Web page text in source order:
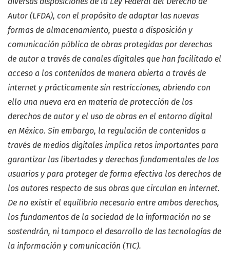
Autor (LFDA), con el propósito de adaptar las nuevas
formas de almacenamiento, puesta a disposición y
comunicación pública de obras protegidas por derechos
de autor a través de canales digitales que han facilitado el
acceso a los contenidos de manera abierta a través de
internet y prácticamente sin restricciones, abriendo con
ello una nueva era en materia de protección de los
derechos de autor y el uso de obras en el entorno digital
en México. Sin embargo, la regulación de contenidos a
través de medios digitales implica retos importantes para
garantizar las libertades y derechos fundamentales de los
usuarios y para proteger de forma efectiva los derechos de
los autores respecto de sus obras que circulan en internet.
De no existir el equilibrio necesario entre ambos derechos,
los fundamentos de la sociedad de la información no se
sostendrán, ni tampoco el desarrollo de las tecnologías de
la información y comunicación (TIC).